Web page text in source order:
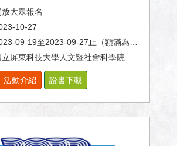
大眾報名
10-27
09-19至2023-09-27止（額滿為止）
技大學人文暨社會科學院、體育室及休閒運動健康系。
活動介紹 證書下載